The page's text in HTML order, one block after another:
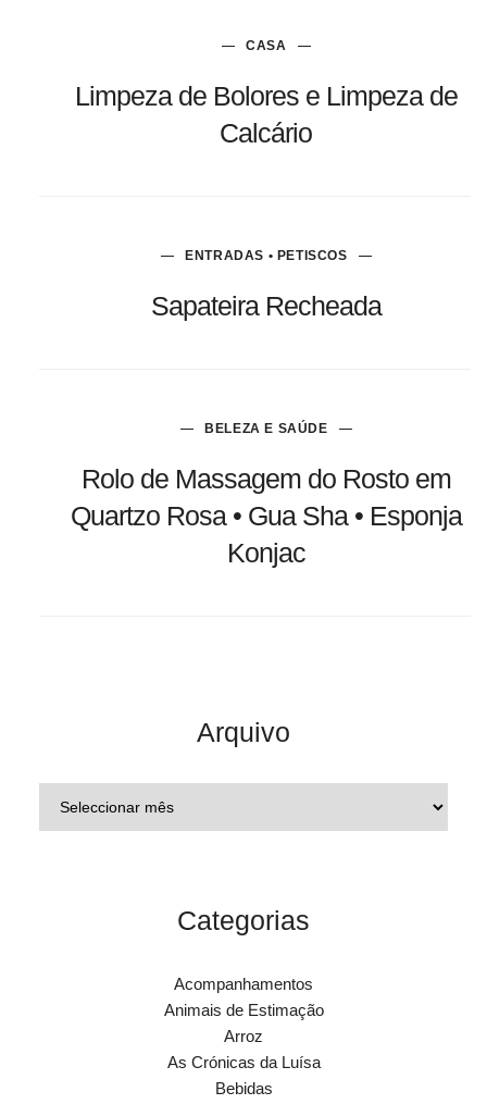
CASA
Limpeza de Bolores e Limpeza de
Calcário
ENTRADAS • PETISCOS
Sapateira Recheada
BELEZA E SAÚDE
Rolo de Massagem do Rosto em
Quartzo Rosa • Gua Sha • Esponja
Konjac
Arquivo
Categorias
Acompanhamentos
Animais de Estimação
Arroz
As Crónicas da Luísa
Bebidas